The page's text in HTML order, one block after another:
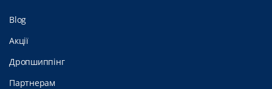
Blog
Акції
Дропшиппінг
Партнерам